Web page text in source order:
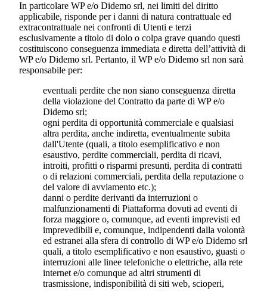
In particolare WP e/o Didemo srl, nei limiti del diritto
applicabile, risponde per i danni di natura contrattuale ed
extracontrattuale nei confronti di Utenti e terzi
esclusivamente a titolo di dolo o colpa grave quando questi
costituiscono conseguenza immediata e diretta dell’attività di
WP e/o Didemo srl. Pertanto, il WP e/o Didemo srl non sarà
responsabile per:
eventuali perdite che non siano conseguenza diretta
della violazione del Contratto da parte di WP e/o
Didemo srl;
ogni perdita di opportunità commerciale e qualsiasi
altra perdita, anche indiretta, eventualmente subita
dall'Utente (quali, a titolo esemplificativo e non
esaustivo, perdite commerciali, perdita di ricavi,
introiti, profitti o risparmi presunti, perdita di contratti
o di relazioni commerciali, perdita della reputazione o
del valore di avviamento etc.);
danni o perdite derivanti da interruzioni o
malfunzionamenti di Piattaforma dovuti ad eventi di
forza maggiore o, comunque, ad eventi imprevisti ed
imprevedibili e, comunque, indipendenti dalla volontà
ed estranei alla sfera di controllo di WP e/o Didemo srl
quali, a titolo esemplificativo e non esaustivo, guasti o
interruzioni alle linee telefoniche o elettriche, alla rete
internet e/o comunque ad altri strumenti di
trasmissione, indisponibilità di siti web, scioperi,